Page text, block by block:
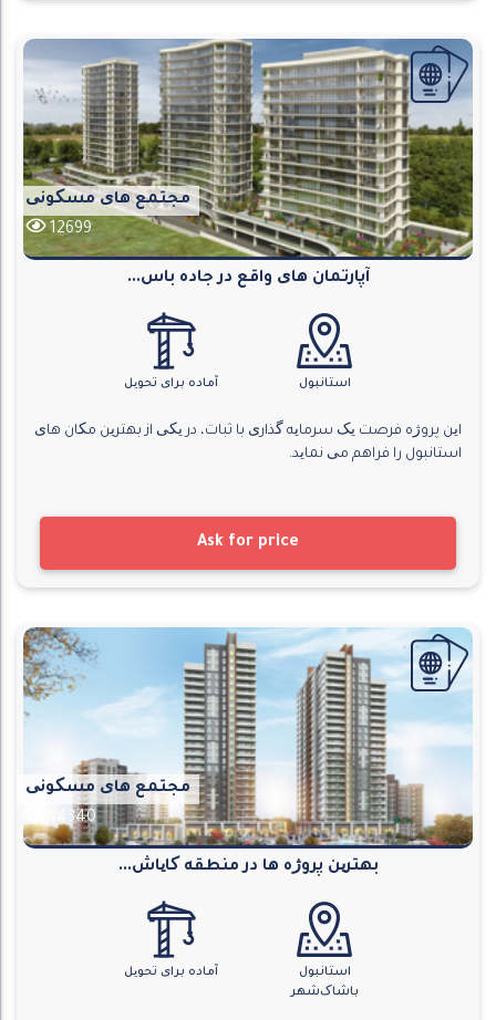
مجتمع های مسکونی
12699
آپارتمان های واقع در جاده باس...
استانبول آماده برای تحویل
این پروژه فرصت یک سرمایه گذاری با ثبات، در یکی از بهترین مکان های
استانبول را فراهم می نماید.
Ask for price
مجتمع های مسکونی
14340
بهترین پروژه ها در منطقه کایاش...
استانبول
باشاک‌شهر
آماده برای تحویل